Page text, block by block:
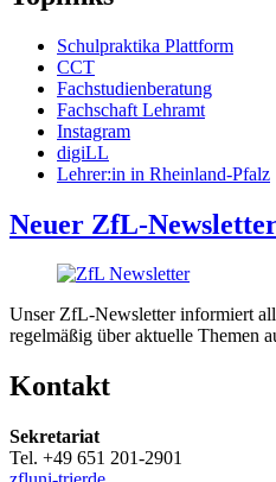
Schulpraktika Plattform
CCT
Fachstudienberatung
Fachschaft Lehramt
Instagram
digiLL
Lehrer:in in Rheinland-Pfalz
Neuer ZfL-
Unser ZfL-Newsletter informiert
regelmäßig über aktuelle Themen
Kontakt
Sekretariat
Tel. +49 651 201-2901